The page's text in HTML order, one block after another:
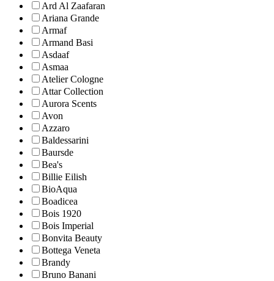
Ard Al Zaafaran
Ariana Grande
Armaf
Armand Basi
Asdaaf
Asmaa
Atelier Cologne
Attar Collection
Aurora Scents
Avon
Azzaro
Baldessarini
Baursde
Bea's
Billie Eilish
BioAqua
Boadicea
Bois 1920
Bois Imperial
Bonvita Beauty
Bottega Veneta
Brandy
Bruno Banani